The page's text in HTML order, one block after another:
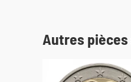
Autres